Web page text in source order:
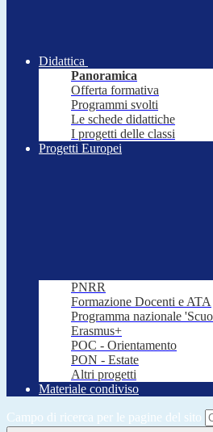
Didattica
Panoramica
Offerta formativa
Programmi svolti
Le schede didattiche
I progetti delle classi
Progetti Europei
PNRR
Formazione Docenti e ATA
Programma nazionale
Erasmus+
POC - Orientamento
PON - Estate
Altri progetti
Materiale condiviso
Campo di ricerca per le pagine del sito